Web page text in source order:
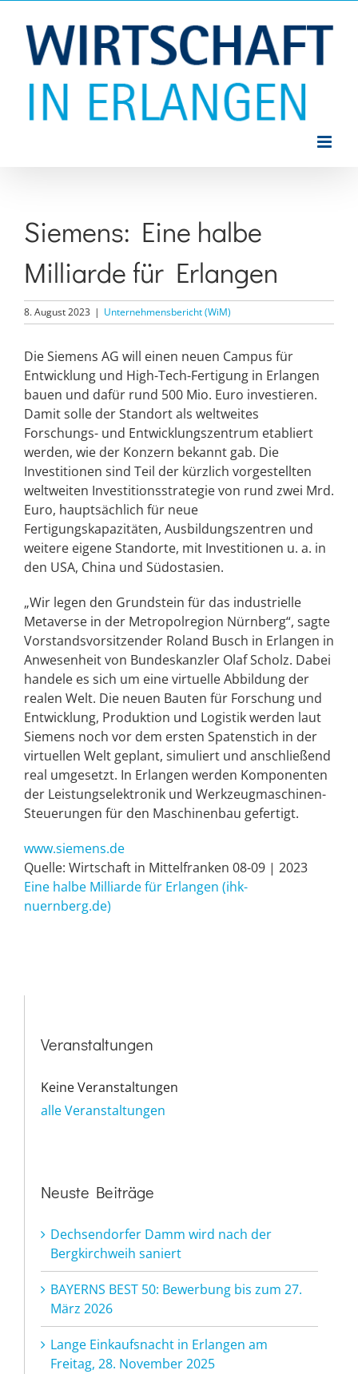
Inhalt
springen
Siemens: Eine halbe
Milliarde für Erlangen
8. August 2023 | Unternehmensbericht (WiM)
Die Siemens AG will einen neuen Campus für
Entwicklung und High-Tech-Fertigung in Erlangen
bauen und dafür rund 500 Mio. Euro investieren.
Damit solle der Standort als weltweites
Forschungs- und Entwicklungszentrum etabliert
werden, wie der Konzern bekannt gab. Die
Investitionen sind Teil der kürzlich vorgestellten
weltweiten Investitionsstrategie von rund zwei Mrd.
Euro, hauptsächlich für neue
Fertigungskapazitäten, Ausbildungszentren und
weitere eigene Standorte, mit Investitionen u. a. in
den USA, China und Südostasien.
„Wir legen den Grundstein für das industrielle
Metaverse in der Metropolregion Nürnberg“, sagte
Vorstandsvorsitzender Roland Busch in Erlangen in
Anwesenheit von Bundeskanzler Olaf Scholz. Dabei
handele es sich um eine virtuelle Abbildung der
realen Welt. Die neuen Bauten für Forschung und
Entwicklung, Produktion und Logistik werden laut
Siemens noch vor dem ersten Spatenstich in der
virtuellen Welt geplant, simuliert und anschließend
real umgesetzt. In Erlangen werden Komponenten
der Leistungselektronik und Werkzeugmaschinen-
Steuerungen für den Maschinenbau gefertigt.
www.siemens.de
Quelle: Wirtschaft in Mittelfranken 08-09 | 2023
⁣Eine halbe Milliarde für Erlangen (ihk-
nuernberg.de)
Veranstaltungen
Keine Veranstaltungen
alle Veranstaltungen
Neuste Beiträge
Dechsendorfer Damm wird nach der
Bergkirchweih saniert
BAYERNS BEST 50: Bewerbung bis zum 27.
März 2026
Lange Einkaufsnacht in Erlangen am
Freitag, 28. November 2025